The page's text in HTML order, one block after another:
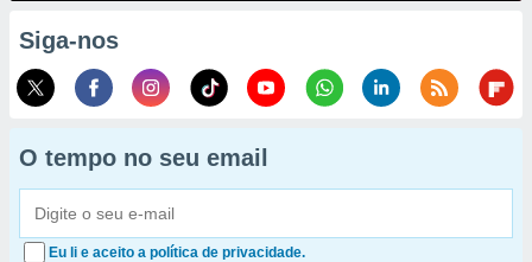
Siga-nos
O tempo no seu email
Eu li e aceito a política de privacidade.